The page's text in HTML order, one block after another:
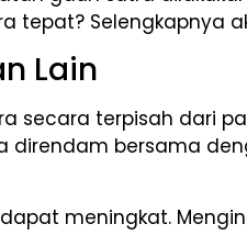
Selengkapnya
Lain
terpisah dari
bersama
meningkat.